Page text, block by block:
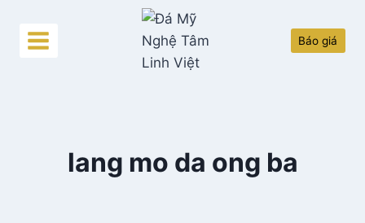
content
Báo giá
lang mo da ong ba